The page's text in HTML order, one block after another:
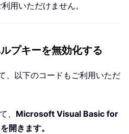
用いただけません。
プキーを無効化する
、以下のコードもご利用いただ
、 Microsoft Visual Basic for
開きます。